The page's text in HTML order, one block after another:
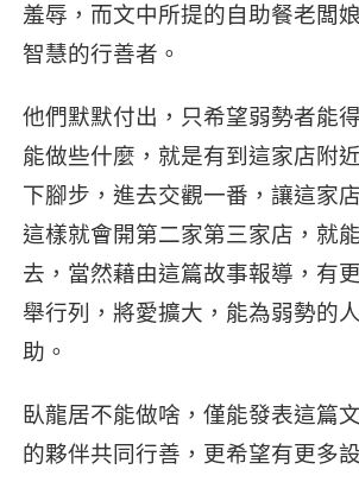
羞辱，而文中所提的自助餐老闆
智慧的行善者。
他們默默付出，只希望弱勢者能
能做些什麼，就是有到這家店附
下腳步，進去交觀一番，讓這家
這樣就會開第二家第三家店，就
去，當然藉由這篇故事報導，有
舉行列，將愛擴大，能為弱勢的
助。
臥龍居不能做啥，僅能發表這篇
的夥伴共同行善，更希望有更多